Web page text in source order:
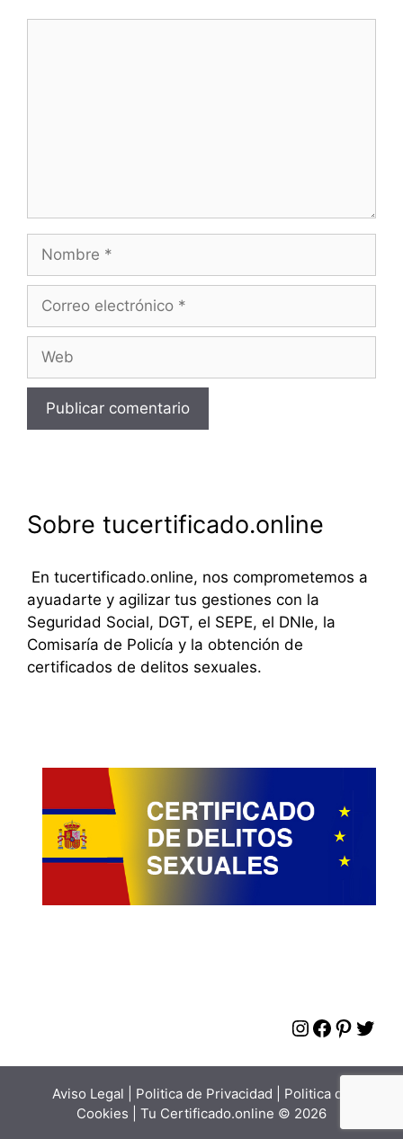
electrónico
Sobre tucertificado.online
En tucertificado.online, nos comprometemos a
ayuadarte y agilizar tus gestiones con la
Seguridad Social, DGT, el SEPE, el DNIe, la
Comisaría de Policía y la obtención de
certificados de delitos sexuales.
Instagram
Aviso Legal Politica de Privacidad
Politica de
Cookies | Tu Certificado.online © 2026